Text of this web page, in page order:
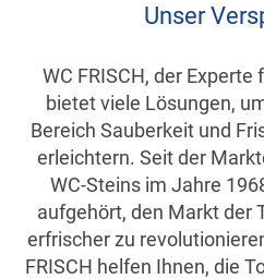
Unser
WC FRISCH, der
bietet viele Lösungen,
Bereich Sauberkeit und
erleichtern. Seit der
WC-Steins im Jahre
aufgehört, den Markt der
erfrischer zu
FRISCH helfen Ihnen, die